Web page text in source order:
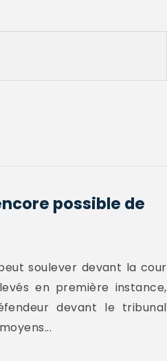
possible de
soulever devant la cour
en première instance,
devant le tribunal